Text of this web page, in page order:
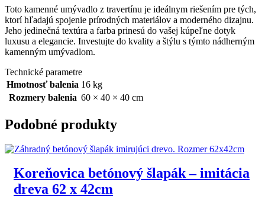
Toto kamenné umývadlo z travertínu je ideálnym riešením pre tých,
ktorí hľadajú spojenie prírodných materiálov a moderného dizajnu.
Jeho jedinečná textúra a farba prinesú do vašej kúpeľne dotyk
luxusu a elegancie. Investujte do kvality a štýlu s týmto nádherným
kamenným umývadlom.
Technické parametre
Hmotnosť balenia 16 kg
Rozmery balenia 60 × 40 × 40 cm
Podobné produkty
Koreňovica betónový šlapák – imitácia
dreva 62 x 42cm